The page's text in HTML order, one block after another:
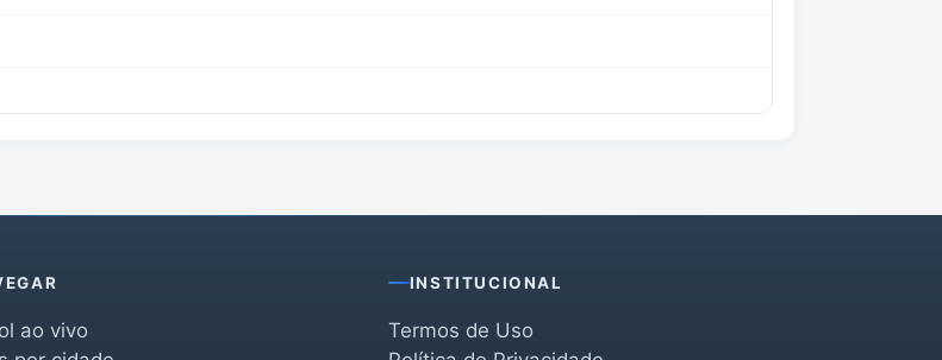
ao vivo
INSTITUCIONAL
Termos de Uso